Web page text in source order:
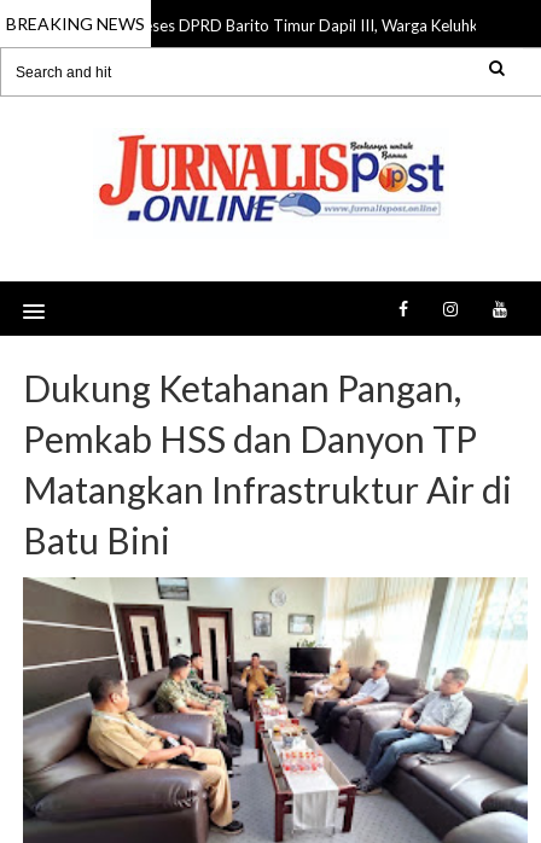
BREAKING NEWS
07 Aug 2026 Reses DPRD Barito Timur Dapil III, Warga Keluhkan Jalan
Dukung Ketahanan Pangan,
Pemkab HSS dan Danyon TP
Matangkan Infrastruktur Air di
Batu Bini